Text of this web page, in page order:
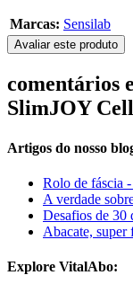
Marcas: Sensilab
Avaliar este produto
comentários
SlimJOY
Artigos do nosso
Rolo de fáscia
A verdade
Desafios de 30
Abacate, super
Explore VitalAbo: